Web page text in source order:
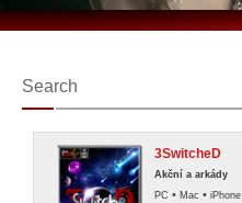
Search
3SwitcheD
Akční a arkády
PC • Mac • iPhone